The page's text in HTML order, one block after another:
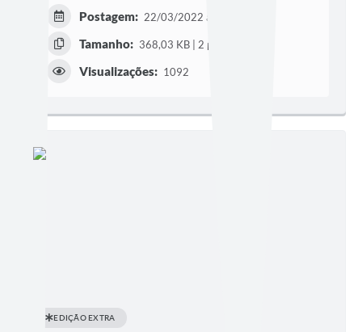
Postagem: 22/03/2022 às 07h00
Tamanho: 368,03 KB | 2 páginas
Visualizações: 1092
EDIÇÃO EXTRA